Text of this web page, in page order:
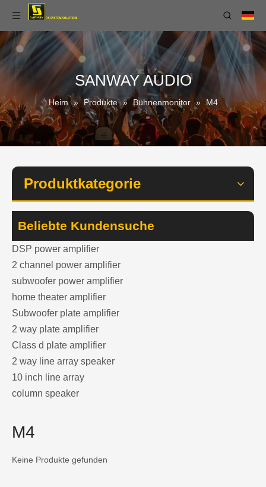
SANWAY AUDIO
Heim » Produkte » Bühnenmonitor » M4
Produktkategorie
Beliebte Kundensuche
DSP power amplifier
2 channel power amplifier
subwoofer power amplifier
home theater amplifier
Subwoofer plate amplifier
2 way plate amplifier
Class d plate amplifier
2 way line array speaker
10 inch line array
column speaker
M4
Keine Produkte gefunden